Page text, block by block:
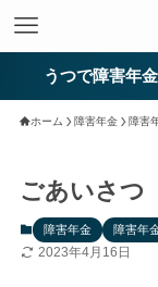
うつで障害年
ホーム 障害年金 障害
ごあいさつ
障害年金 障害年
2023年4月16日